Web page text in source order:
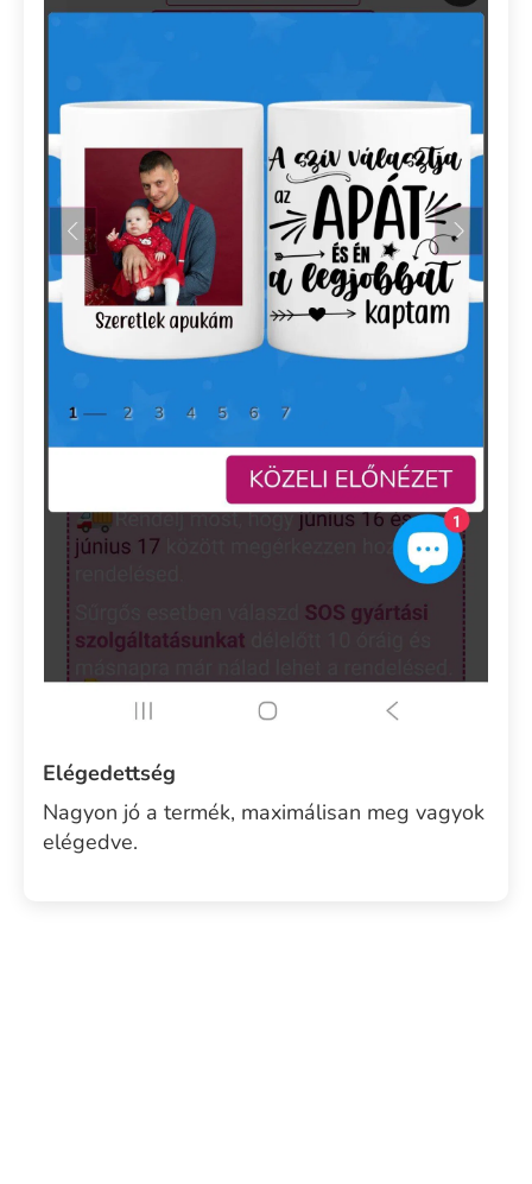
Elégedettség
Nagyon jó a termék, maximálisan meg vagyok
elégedve.